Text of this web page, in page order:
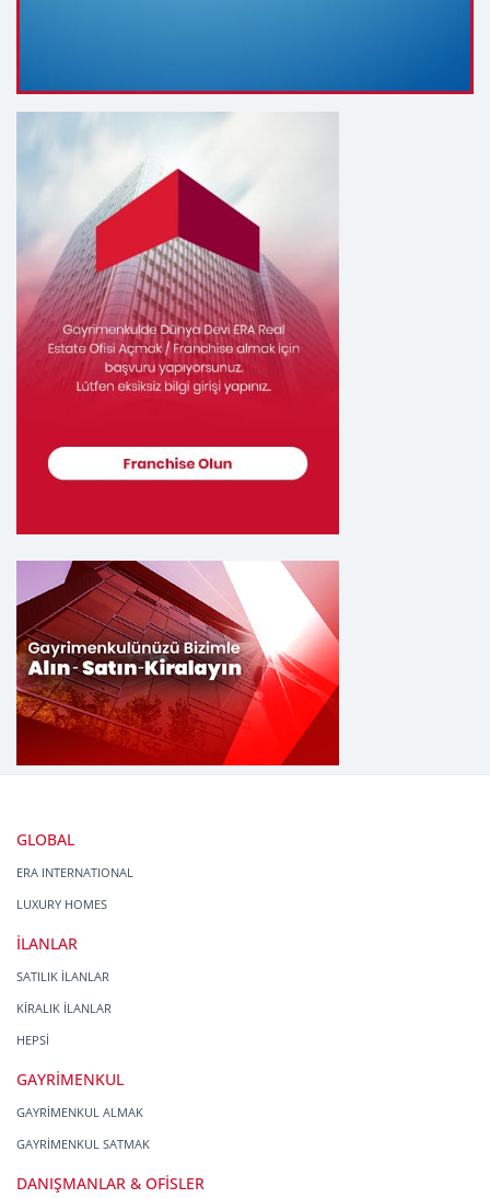
GLOBAL
ERA INTERNATIONAL
LUXURY HOMES
İLANLAR
SATILIK İLANLAR
KİRALIK İLANLAR
HEPSİ
GAYRİMENKUL
GAYRİMENKUL ALMAK
GAYRİMENKUL SATMAK
DANIŞMANLAR & OFİSLER